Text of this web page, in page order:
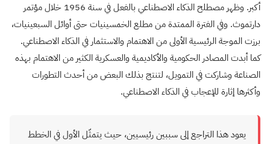
أكبر. وظهر مصطلح الذكاء الاصطناعي بالفعل في سنة 1956 خلال مؤتمر
دارتموث. وفي الفترة الممتدة من مطلع الخمسينيات حتى أوائل السبعينيات،
برزت الموجة الرئيسية الأولى من الاهتمام والاستثمار في الذكاء الاصطناعي.
كما أبدت المصادر الحكومية والأكاديمية والعسكرية الكثير من الاهتمام بهذه
الصناعة وشاركت في التمويل، لتنتج بذلك البعض من أحدث التطورات
وأكثرها إثارة للإعجاب في الذكاء الاصطناعي.
يعود هذا التراجع إلى سببين رئيسيين، حيث يتمثّل الأول في الخطط